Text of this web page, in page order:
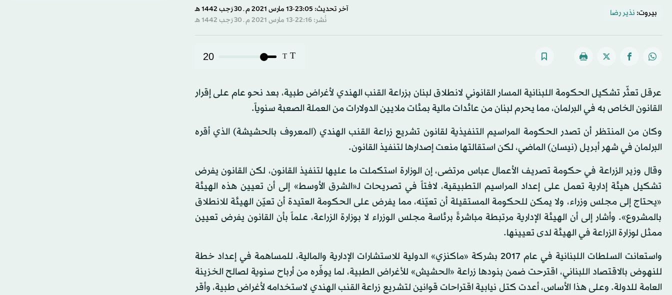
بيروت: نذير رضا
آخر تحديث: 23:05-13 مارس 2021 م ـ 30 رَجب 1442 هـ
نُشر: 22:16-13 مارس 2021 م ـ 30 رَجب 1442 هـ
T
T
20
عرقل تعثّر تشكيل الحكومة اللبنانية المسار القانوني لانطلاق لبنان بزراعة القنب الهندي لأغراض طبية، بعد نحو عام على إقرار
القانون الخاص به في البرلمان، مما يحرم لبنان من عائدات مالية بمئات ملايين الدولارات من العملة الصعبة سنوياً.
وكان من المنتظر أن تصدر الحكومة المراسيم التنفيذية لقانون تشريع زراعة القنب الهندي (المعروف بالحشيشة) الذي أقره
البرلمان في شهر أبريل (نيسان) الماضي، لكن استقالتها منعت إصدارها لتنفيذ القانون.
وقال وزير الزراعة في حكومة تصريف الأعمال عباس مرتضى، إن الوزارة استكملت ما عليها لتنفيذ القانون، لكن القانون يفرض
تشكيل هيئة إدارية تعمل على إعداد المراسيم التطبيقية، لافتاً في تصريحات لـ«الشرق الأوسط» إلى أن تعيين هذه الهيئة
«يحتاج إلى مجلس وزراء، ولا يمكن للحكومة المستقيلة أن تعيّنه، مما يفرض على الحكومة العتيدة أن تعيّن الهيئة للانطلاق
بالمشروع». وأشار إلى أن الهيئة الإدارية مرتبطة مباشرةً برئاسة مجلس الوزراء لا بوزارة الزراعة، علماً بأن القانون يفرض تعيين
ممثل لوزارة الزراعة في الهيئة لدى تعيينها.
واستعانت السلطات اللبنانية في عام 2017 بشركة «ماكنزي» الدولية للاستشارات الإدارية والمالية، للمساهمة في إعداد خطة
للنهوض بالاقتصاد اللبناني، اقترحت ضمن بنودها زراعة «الحشيش» للأغراض الطبية، لما يوفّره من أرباح سنوية لصالح الخزينة
العامة للدولة. وعلى هذا الأساس، أعدت كتل نيابية اقتراحات قوانين لتشريع زراعة القنب الهندي لاستخدامه لأغراض طبية، وأقر